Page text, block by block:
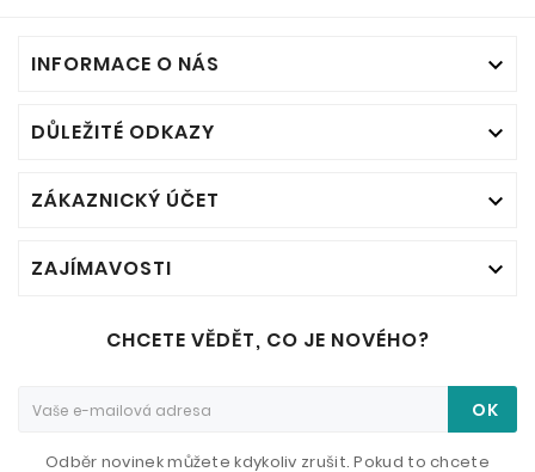
INFORMACE O NÁS 
DŮLEŽITÉ ODKAZY 
ZÁKAZNICKÝ ÚČET 
ZAJÍMAVOSTI 
CHCETE VĚDĚT, CO JE NOVÉHO?
OK
Odběr novinek můžete kdykoliv zrušit. Pokud to chcete